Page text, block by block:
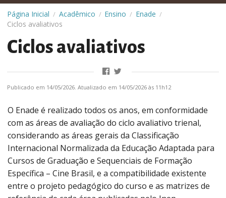
Página Inicial / Acadêmico / Ensino / Enade /
Ciclos avaliativos
Ciclos avaliativos
Publicado em 14/05/2026. Atualizado em 14/05/2026 às 11h12
O Enade é realizado todos os anos, em conformidade
com as áreas de avaliação do ciclo avaliativo trienal,
considerando as áreas gerais da Classificação
Internacional Normalizada da Educação Adaptada para
Cursos de Graduação e Sequenciais de Formação
Específica – Cine Brasil, e a compatibilidade existente
entre o projeto pedagógico do curso e as matrizes de